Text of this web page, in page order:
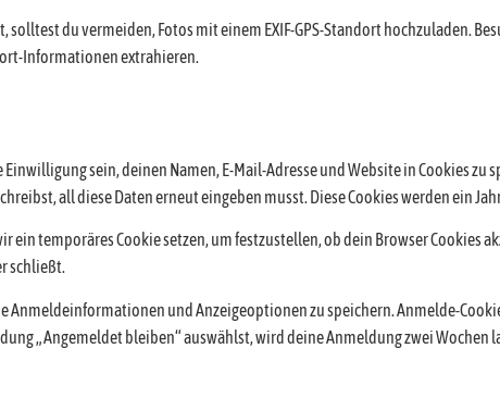
du vermeiden, Fotos mit einem EXIF-GPS-Standort hochzuladen.
Informationen extrahieren.
sein, deinen Namen, E-Mail-Adresse und Website in Cookies zu
all diese Daten erneut eingeben musst. Diese Cookies werden ein
ein temporäres Cookie setzen, um festzustellen, ob dein Browser Cookies
schließt.
und Anzeigeoptionen zu speichern. Anmelde-
„Angemeldet bleiben“ auswählst, wird deine Anmeldung zwei Wochen